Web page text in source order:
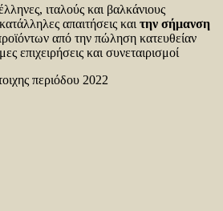
ιταλούς και βαλκάνιους
απαιτήσεις και την σήμανση
από την πώληση κατευθείαν
επιχειρήσεις και συνεταιρισμοί
περιόδου 2022